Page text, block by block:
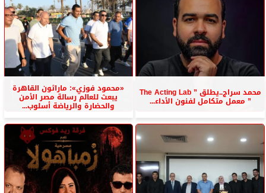
محمد سراج..يطلق ” The Acting Lab
” معمل متكامل لفنون الأداء...
«محمود فوزي»: ماراثون القاهرة
يبعث للعالم رسالة مصر الأمن
والحضارة والرياضة أسلوب...